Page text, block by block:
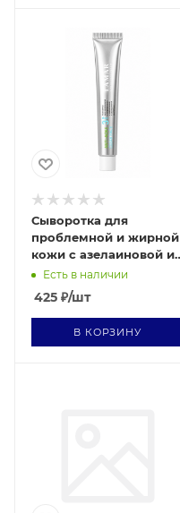
Сыворотка для
проблемной и жирной
кожи с азелаиновой и
салициловой
кислотами CLEAR FACE
10 мл
Есть в наличии
425 ₽/шт
В КОРЗИНУ